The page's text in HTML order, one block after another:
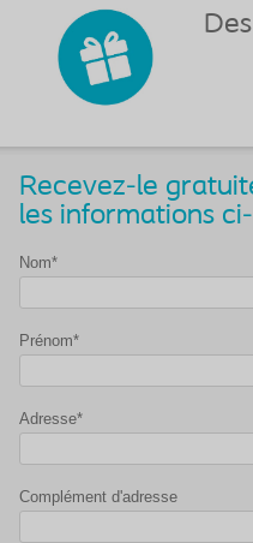
Recevez-le
les informations
Nom*
Prénom*
Adresse*
Complément d'adresse